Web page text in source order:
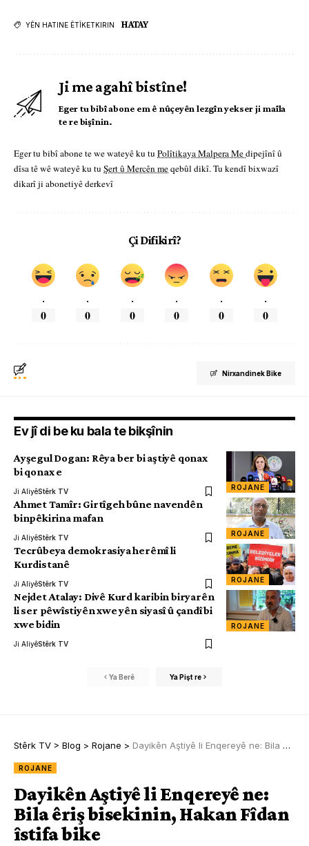
YÊN HATINE ÊTÎKETKIRIN HATAY
Ji me agahî bistîne!
Eger tu bibî abone em ê nûçeyên lezgîn yekser ji maîla
te re bişînin.
Eger tu bibî abone te we wateyê ku tu Polîtikaya Malpera Medipejînî û
dîsa tê wê wateyê ku tu Şert û Mercên meqebûl dikî. Tu kendî bixwazî
dikarî ji abonetiyê derkevî
Çi Difikirî?
.
0
.
0
.
0
.
0
.
0
.
0
Nirxandinek Bike
Ev jî di be ku bala te bikşînin
ROJANE
Ayşegul Dogan: Rêya ber bi aştiyê qonax
bi qonax e
Ji AliyêStêrk TV
ROJANE
Ahmet Tamîr: Girtîgeh bûne navendên
binpêkirina mafan
Ji AliyêStêrk TV
ROJANE
Tecrûbeya demokrasiya herêmî li
Kurdistanê
Ji AliyêStêrk TV
ROJANE
Nejdet Atalay: Divê Kurd karibin biryarên
li ser pêwîstiyên xwe yên siyasî û çandî bi
xwe bidin
Ji AliyêStêrk TV
Ya Berê Ya Pişt re
Stêrk TV > Blog > Rojane > Dayikên Aştiyê li Enqereyê ne: Bila êriş bisekinin, Hakan Fîdan îstifa bike
ROJANE
Dayikên Aştiyê li Enqereyê ne:
Bila êriş bisekinin, Hakan Fîdan
îstifa bike